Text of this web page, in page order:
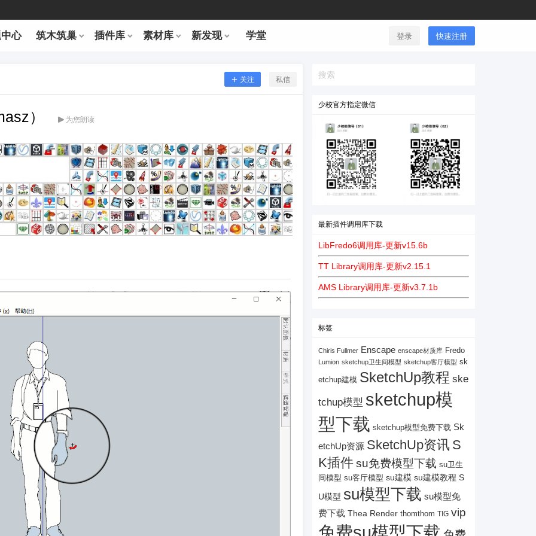
心 筑木筑巢 插件库 素材库 新发现 学堂 登录 快速注册
关注 私信
） 为您朗读
少校官方指定微信
最新插件调用库下载
LibFredo6调用库-更新v15.6b
TT Library调用库-更新v2.15.1
AMS Library调用库-更新v3.7.1b
标签
Chiris Fullmer Enscape enscape材质库 Fredo
Lumion sketchup卫生间模型 sketchup客厅模型 sk
etchup建模 SketchUp教程 ske
tchup模型 sketchup模
型下载 sketchup模型免费下载 Sk
etchUp资源 SketchUp资讯 S
K插件su免费模型下载 su卫生
间模型 su客厅模型 su建模 su建模教程 S
U模型 su模型下载 su模型免
费下载 Thea Render thomthom TIG vip